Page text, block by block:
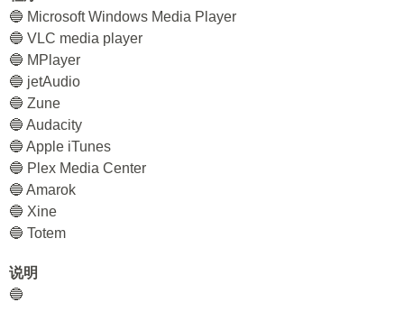
🔵 Microsoft Windows Media Player
🔵 VLC media player
🔵 MPlayer
🔵 jetAudio
🔵 Zune
🔵 Audacity
🔵 Apple iTunes
🔵 Plex Media Center
🔵 Amarok
🔵 Xine
🔵 Totem
说明
🔵